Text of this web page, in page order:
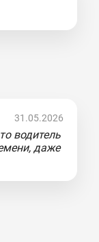
31.05.2026
водитель
даже